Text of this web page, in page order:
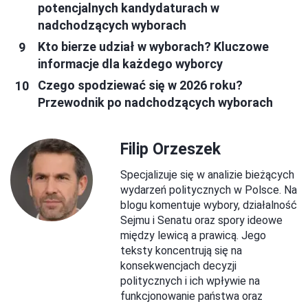
potencjalnych kandydaturach w
nadchodzących wyborach
Kto bierze udział w wyborach? Kluczowe
informacje dla każdego wyborcy
Czego spodziewać się w 2026 roku?
Przewodnik po nadchodzących wyborach
Filip Orzeszek
Specjalizuje się w analizie bieżących
wydarzeń politycznych w Polsce. Na
blogu komentuje wybory, działalność
Sejmu i Senatu oraz spory ideowe
między lewicą a prawicą. Jego
teksty koncentrują się na
konsekwencjach decyzji
politycznych i ich wpływie na
funkcjonowanie państwa oraz